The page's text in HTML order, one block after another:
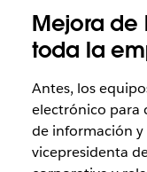
Mejora de
toda la
Antes, los
electrónico para
de información y
vicepresidenta